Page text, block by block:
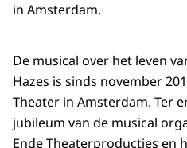
in Amsterdam.
De musical over het leven
Hazes is sinds november
Theater in Amsterdam. Ter
jubileum van de musical
Ende Theaterproducties en